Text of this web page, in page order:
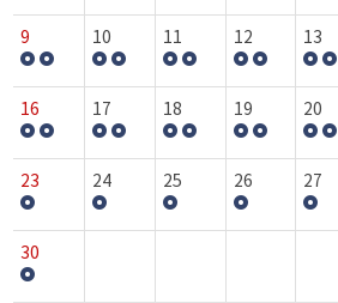
9 10 11 12 13
16 17 18 19 20
23 24 25 26 27
30